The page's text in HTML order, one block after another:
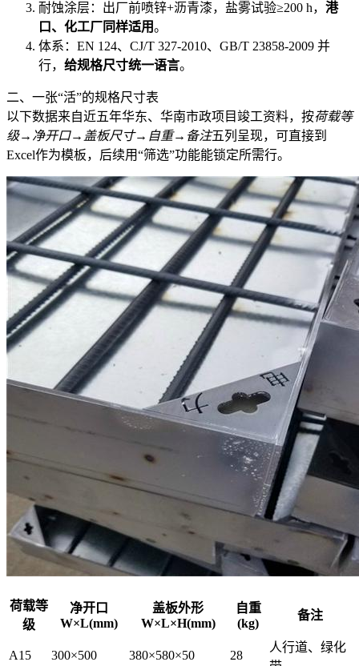
耐蚀涂层：出厂前喷锌+沥青漆，盐雾试验≥200 h， 港
口、化工厂同样适用。
体系：EN 124、CJ/T 327-2010、GB/T 23858-2009 并
行， 给规格尺寸统一语言。
二、一张“活”的规格尺寸表
以下数据来自近五年华东、华南市政项目竣工资料，按荷载等
级→净开口→盖板尺寸→自重→备注五列呈现，可直接到
Excel作为模板，后续用“筛选”功能能锁定所需行。
荷载等
级
净开口
W×L(mm)
盖板外形
W×L×H(mm)
自重
(kg)
备注
A15 300×500 380×580×50 28
人行道、绿化